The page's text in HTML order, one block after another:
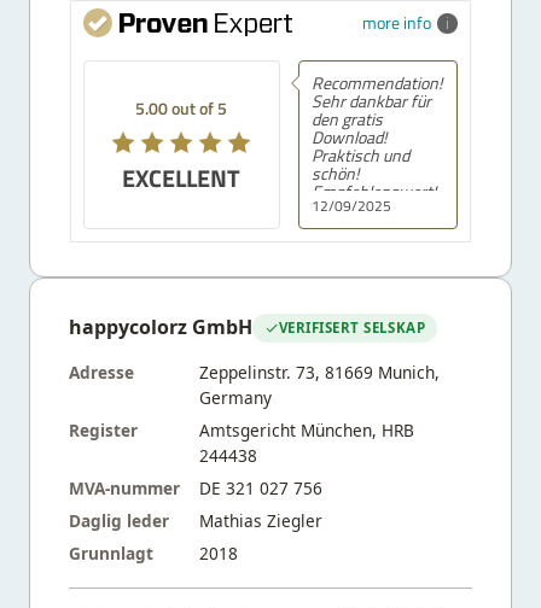
more info
5.00 out of 5
EXCELLENT
12/09/2025
Recommendation!
Sehr dankbar für
den gratis
Download!
Praktisch und
schön!
Empfehlenswert!
happycolorz GmbH VERIFISERT SELSKAP
Adresse
Zeppelinstr. 73, 81669 Munich,
Germany
Register
Amtsgericht München, HRB
244438
MVA-nummer
DE 321 027 756
Daglig leder
Mathias Ziegler
Grunnlagt
2018